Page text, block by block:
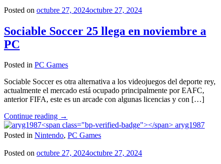
Posted on octubre 27, 2024octubre 27, 2024
Sociable Soccer 25 llega en noviembre a
PC
Posted in PC Games
Sociable Soccer es otra alternativa a los videojuegos del deporte rey,
actualmente el mercado está ocupado principalmente por EAFC,
anterior FIFA, este es un arcade con algunas licencias y con […]
Continue reading "Sociable
Soccer
25
en
→
aryg1987
Posted in Nintendo, PC Games
Posted on octubre 27, 2024octubre 27, 2024